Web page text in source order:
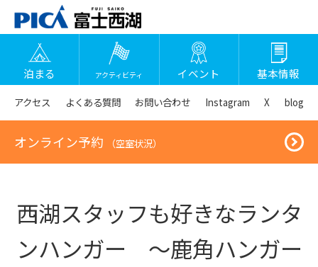
泊まる アクティビティ イベント 基本情報
アクセス よくある質問 お問い合わせ Instagram X blog
オンライン予約 （空室状況）
西湖スタッフも好きなランタ
ンハンガー ～鹿角ハンガー